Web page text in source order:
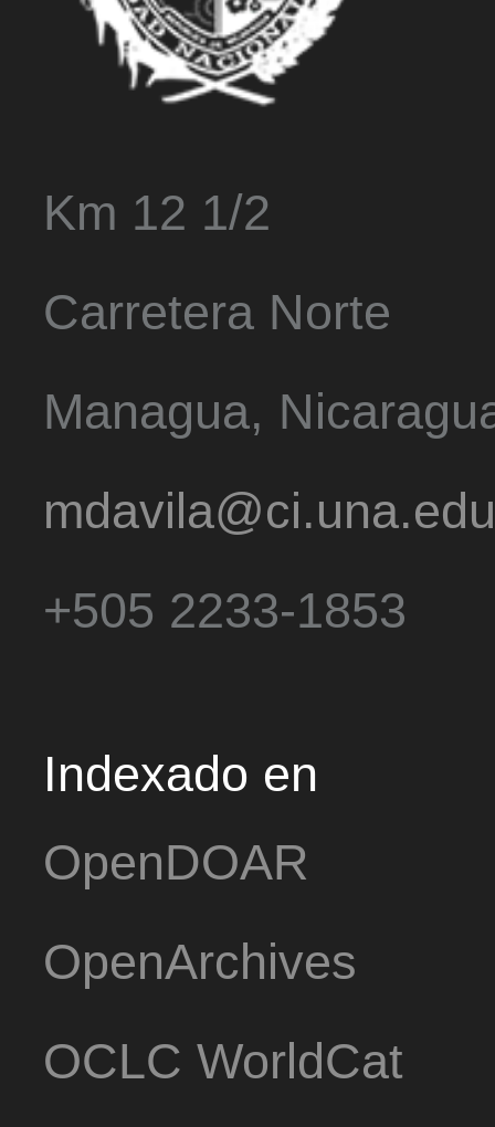
Km 12 1/2
Carretera Norte
Managua,
+505 2233-1853
Indexado en
OpenDOAR
OpenArchives
OCLC WorldCat